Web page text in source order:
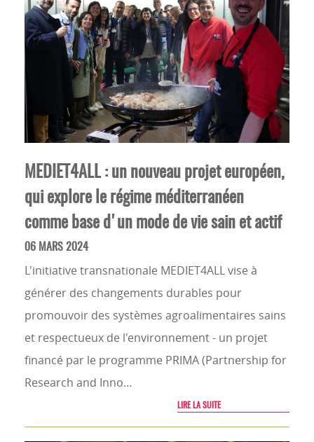
MEDIET4ALL : un nouveau projet européen,
qui explore le régime méditerranéen
comme base d'un mode de vie sain et actif
06 MARS 2024
L'initiative transnationale MEDIET4ALL vise à
générer des changements durables pour
promouvoir des systèmes agroalimentaires sains
et respectueux de l'environnement - un projet
financé par le programme PRIMA (Partnership for
Research and Inno…
LIRE LA SUITE